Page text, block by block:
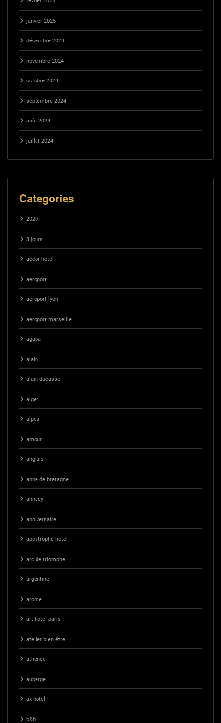
janvier 2025
décembre 2024
novembre 2024
octobre 2024
septembre 2024
août 2024
juillet 2024
Categories
2020
3 jours
accor hotel
aeroport
aeroport lyon
aeroport marseille
agapa
alain
alain ducasse
alger
alpes
amour
anglais
anne de bretagne
annecy
anniversaire
apostrophe hotel
arc de triomphe
argentine
arome
art hotel paris
atelier bien être
athenee
auberge
ax hotel
b&b